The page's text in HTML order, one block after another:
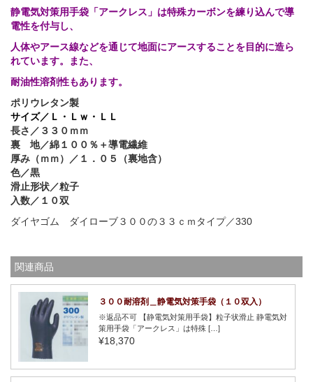
静電気対策用手袋「アークレス」は特殊カーボンを練り込んで導
電性を付与し、
人体やアース線などを通じて地面にアースすることを目的に造ら
れています。また、
耐油性溶剤性もあります。
ポリウレタン製
サイズ／Ｌ・Ｌｗ・ＬＬ
長さ／３３０ ｍｍ
裏 地／綿１００％＋導電繊維
厚み（ｍｍ）／１．０５（裏地含）
色／黒
滑止形状／粒子
入数／１０双
ダイヤゴム ダイローブ３００の３３ｃｍタイプ／330
関連商品
３００耐溶剤＿静電気対策手袋（１０双入）
※返品不可 【静電気対策用手袋】粒子状滑止 静電気対
策用手袋「アークレス」は特殊 […]
¥18,370